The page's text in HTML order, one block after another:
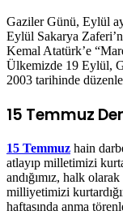
Gaziler Günü, Eylül
Eylül Sakarya
Kemal Atatürk’e
Ülkemizde 19 Eylül,
2003 tarihinde
15 Temmuz
15 Temmuz hain
atlayıp milletimizi
andığımız, halk
milliyetimizi
haftasında anma